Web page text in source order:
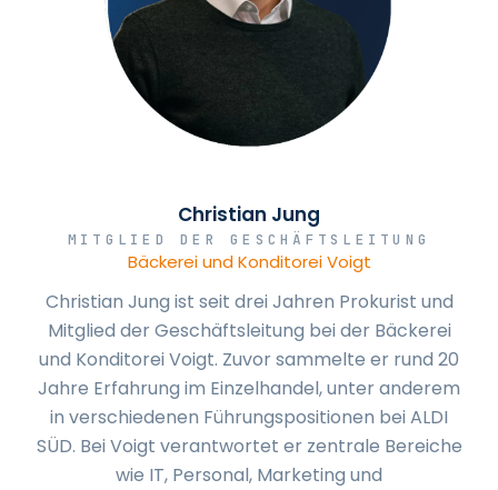
Christian Jung
MITGLIED DER GESCHÄFTSLEITUNG
Bäckerei und Konditorei Voigt
Christian Jung ist seit drei Jahren Prokurist und
Mitglied der Geschäftsleitung bei der Bäckerei
und Konditorei Voigt. Zuvor sammelte er rund 20
Jahre Erfahrung im Einzelhandel, unter anderem
in verschiedenen Führungspositionen bei ALDI
SÜD. Bei Voigt verantwortet er zentrale Bereiche
wie IT, Personal, Marketing und